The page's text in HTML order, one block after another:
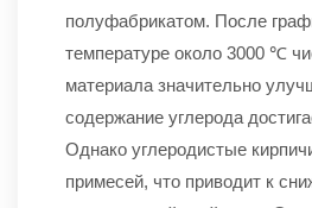
полуфабрикатом. После
температуре около 3000 ℃
материала значительно
содержание углерода
Однако углеродистые
примесей, что приводит к